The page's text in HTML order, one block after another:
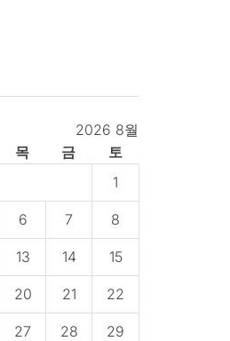
2026 8월
목 금
토
1
6 7 8
13 14 15
20 21 22
27 28 29